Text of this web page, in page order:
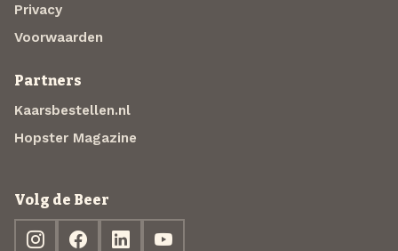
Privacy
Voorwaarden
Partners
Kaarsbestellen.nl
Hopster Magazine
Volg de Beer